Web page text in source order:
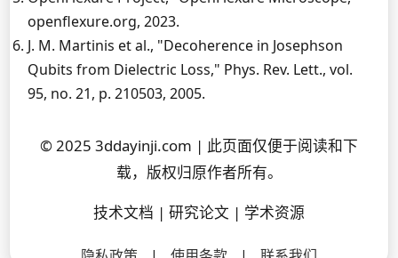
openflexure.org, 2023.
J. M. Martinis et al., "Decoherence in Josephson
Qubits from Dielectric Loss," Phys. Rev. Lett., vol.
95, no. 21, p. 210503, 2005.
© 2025 3ddayinji.com | 此页面仅便于阅读和下
载，版权归原作者所有。
技术文档 | 研究论文 | 学术资源